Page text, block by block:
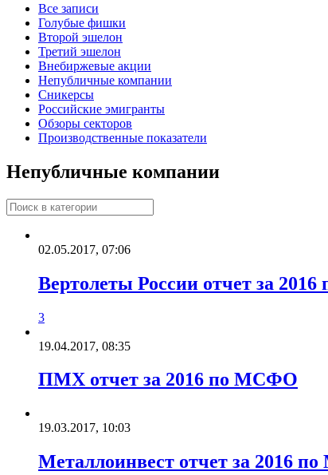
Все записи
Голубые фишки
Второй эшелон
Третий эшелон
Внебиржевые акции
Непубличные компании
Сникерсы
Российские эмигранты
Обзоры секторов
Производственные показатели
Непубличные компании
02.05.2017, 07:06
Вертолеты России отчет за
3
19.04.2017, 08:35
ПМХ отчет за 2016 по МСФО
19.03.2017, 10:03
Металлоинвест отчет за 2016